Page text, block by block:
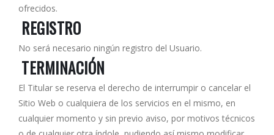
ofrecidos.
REGISTRO
No será necesario ningún registro del Usuario.
TERMINACIÓN
El Titular se reserva el derecho de interrumpir o cancelar el
Sitio Web o cualquiera de los servicios en el mismo, en
cualquier momento y sin previo aviso, por motivos técnicos